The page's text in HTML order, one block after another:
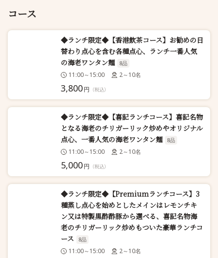
コース
◆ランチ限定◆【香港飲茶コース】お勧めの日
替わり点心を含む各種点心、ランチ一番人気
の海老ワンタン麺
8品
11:00～15:00 2～10名
3,800円 （税込）
◆ランチ限定◆【喜記ランチコース】喜記名物
となる海老のチリガーリック炒めやオリジナル
点心、一番人気の海老ワンタン麺
8品
11:00～15:00 2～10名
5,000円 （税込）
◆ランチ限定◆【Premiumランチコース】3
種蒸し点心を始めとしたメインはレモンチキ
ン又は特製黒酢酢豚から選べる、喜記名物海
老のチリガーリック炒めもついた豪華ランチコ
ース
8品
11:00～15:00 2～10名